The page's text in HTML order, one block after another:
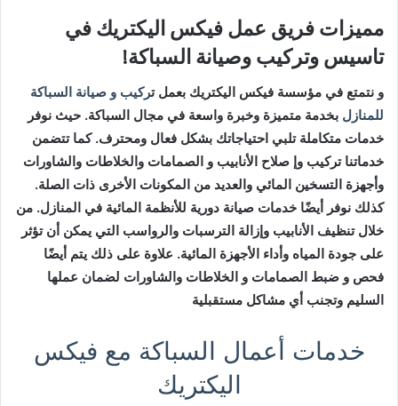
مميزات فريق عمل فيكس اليكتريك في
تاسيس وتركيب وصيانة السباكة!
و نتمتع في مؤسسة فيكس اليكتريك بعمل تركيب و صيانة السباكة
للمنازل بخدمة متميزة وخبرة واسعة في مجال السباكة. حيث نوفر
خدمات متكاملة تلبي احتياجاتك بشكل فعال ومحترف. كما تتضمن
خدماتنا تركيب وإ صلاح الأنابيب و الصمامات والخلاطات والشاورات
وأجهزة التسخين المائي والعديد من المكونات الأخرى ذات الصلة.
كذلك نوفر أيضًا خدمات صيانة دورية للأنظمة المائية في المنازل. من
خلال تنظيف الأنابيب وإزالة الترسبات والرواسب التي يمكن أن تؤثر
على جودة المياه وأداء الأجهزة المائية. علاوة على ذلك يتم أيضًا
فحص و ضبط الصمامات و الخلاطات والشاورات لضمان عملها
السليم وتجنب أي مشاكل مستقبلية
خدمات أعمال السباكة مع فيكس
اليكتريك